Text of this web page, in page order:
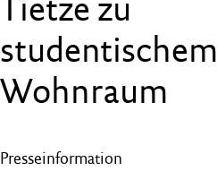
Tietze zu
studentischem
Wohnraum
Presseinformation